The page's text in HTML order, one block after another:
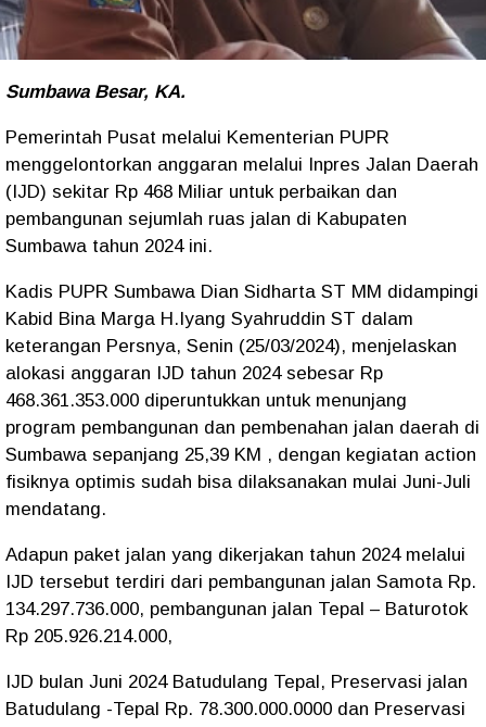
Sumbawa Besar, KA.
Pemerintah Pusat melalui Kementerian PUPR
menggelontorkan anggaran melalui Inpres Jalan Daerah
(IJD) sekitar Rp 468 Miliar untuk perbaikan dan
pembangunan sejumlah ruas jalan di Kabupaten
Sumbawa tahun 2024 ini.
Kadis PUPR Sumbawa Dian Sidharta ST MM didampingi
Kabid Bina Marga H.Iyang Syahruddin ST dalam
keterangan Persnya, Senin (25/03/2024), menjelaskan
alokasi anggaran IJD tahun 2024 sebesar Rp
468.361.353.000 diperuntukkan untuk menunjang
program pembangunan dan pembenahan jalan daerah di
Sumbawa sepanjang 25,39 KM , dengan kegiatan action
fisiknya optimis sudah bisa dilaksanakan mulai Juni-Juli
mendatang.
Adapun paket jalan yang dikerjakan tahun 2024 melalui
IJD tersebut terdiri dari pembangunan jalan Samota Rp.
134.297.736.000, pembangunan jalan Tepal – Baturotok
Rp 205.926.214.000,
IJD bulan Juni 2024 Batudulang Tepal, Preservasi jalan
Batudulang -Tepal Rp. 78.300.000.0000 dan Preservasi